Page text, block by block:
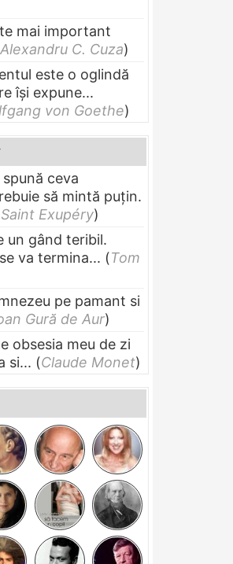
mai important
Alexandru C. Cuza)
este o oglindă
își expune...
von Goethe)
ceva
să mintă puțin.
Exupéry)
un gând teribil.
va termina... (Tom
pe pamant si
Gură de Aur)
obsesia meu de zi
si... (Claude Monet)